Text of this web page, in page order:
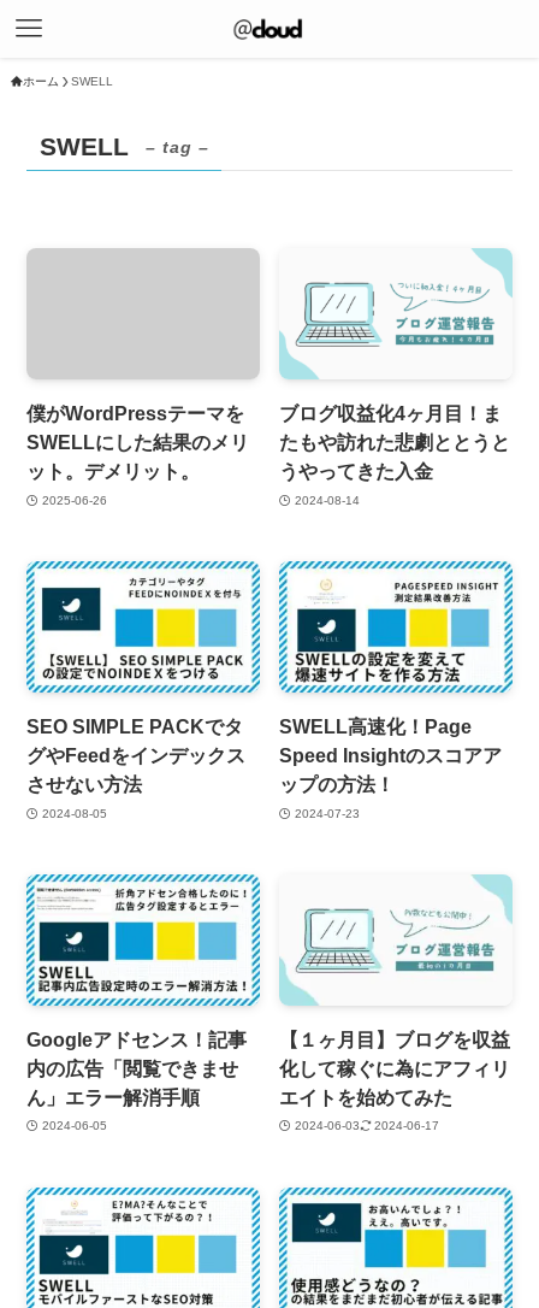
ホーム SWELL
SWELL – tag –
僕がWordPressテーマを
SWELLにした結果のメリ
ット。デメリット。
2025-06-26
ブログ収益化4ヶ月目！ま
たもや訪れた悲劇ととうと
うやってきた入金
2024-08-14
SEO SIMPLE PACKでタ
グやFeedをインデックス
させない方法
2024-08-05
SWELL高速化！Page
Speed Insightのスコアア
ップの方法！
2024-07-23
Googleアドセンス！記事
内の広告「閲覧できませ
ん」エラー解消手順
2024-06-05
【１ヶ月目】ブログを収益
化して稼ぐに為にアフィリ
エイトを始めてみた
2024-06-03 2024-06-17